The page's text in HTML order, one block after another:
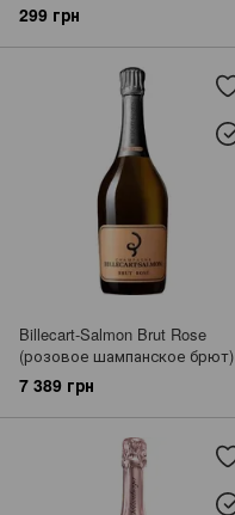
299 грн
Billecart-Salmon Brut Rose
(розовое шампанское брют)
7 389 грн